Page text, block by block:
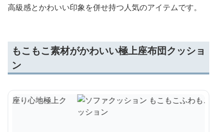
高級感とかわいい印象を併せ持つ人気のアイテムです。
もこもこ素材がかわいい極上座布団クッショ
ン